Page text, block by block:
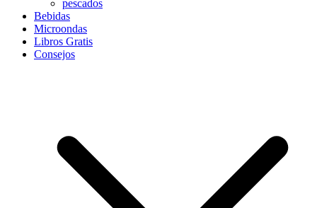
pescados
Bebidas
Microondas
Libros Gratis
Consejos